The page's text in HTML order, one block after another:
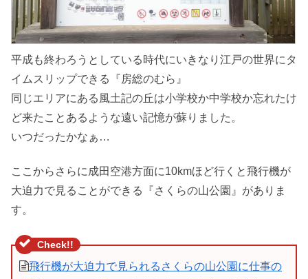
平成も終わろうとしている時代にいきなり江戸の世界にタ
イムスリップできる『房総のむら』
同じエリアにある風土記の丘は小学校か中学校か忘れたけ
ど来たことあるような遠い記憶が蘇りました。
いつだったかなぁ…
ここからさらに成田空港方面に10kmほど行くと飛行機が
大迫力で見ることができる『さくらの山公園』がありま
す。
飛行機が大迫力で見られるさくらの山公園に仕事の